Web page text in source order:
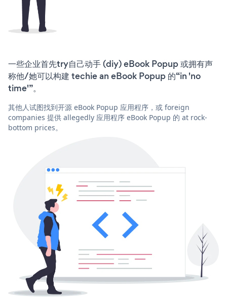
一些企业首先try自己动手 (diy) eBook Popup 或拥有声
称他/她可以构建 techie an eBook Popup 的“in 'no
time'”。
其他人试图找到开源 eBook Popup 应用程序，或 foreign
companies 提供 allegedly 应用程序 eBook Popup 的 at rock-
bottom prices。